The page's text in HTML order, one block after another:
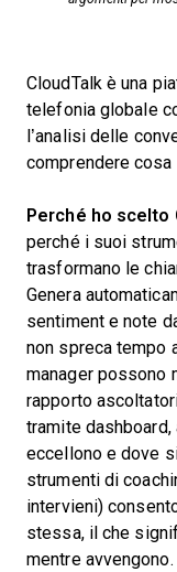
CloudTalk è una
telefonia globale
l’analisi delle
comprendere cosa
Perché ho scelto
perché i suoi
trasformano le
Genera
sentiment e note
non spreca tempo
manager possono
rapporto
tramite
eccellono e dove
strumenti di
intervieni)
stessa, il che
mentre avvengono.